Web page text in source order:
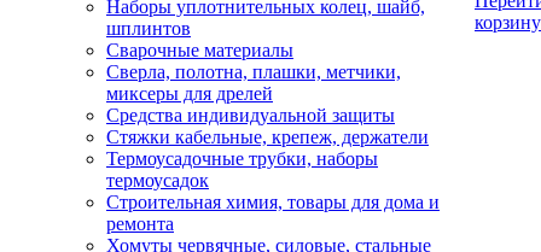
Наборы уплотнительных колец, шайб,
шплинтов
Сварочные материалы
Сверла, полотна, плашки, метчики,
миксеры для дрелей
Средства индивидуальной защиты
Стяжки кабельные, крепеж, держатели
Термоусадочные трубки, наборы
термоусадок
Строительная химия, товары для дома и
ремонта
Хомуты червячные, силовые, стальные
корзину